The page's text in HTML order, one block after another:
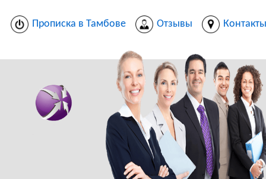
Прописка в Тамбове Отзывы